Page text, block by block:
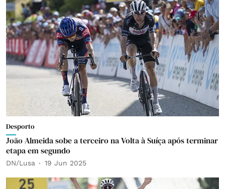
Desporto
João Almeida sobe a terceiro na Volta à Suíça após terminar
etapa em segundo
DN/Lusa 19 Jun 2025